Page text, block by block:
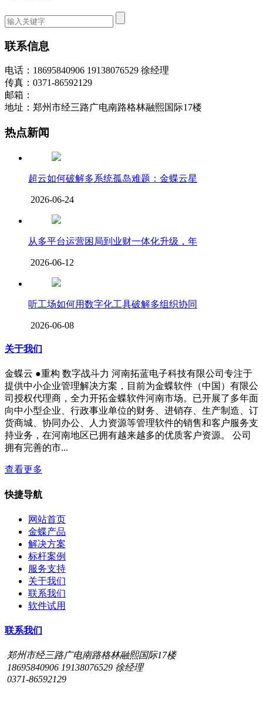
联系信息
电话：18695840906 19138076529 徐经理
传真：0371-86592129
邮箱：
地址：郑州市经三路广电南路格林融熙国际17楼
热点新闻
超云如何破解多系统孤岛难题：金蝶云星
2026-06-24
从多平台运营困局到业财一体化升级，年
2026-06-12
听工场如何用数字化工具破解多组织协同
2026-06-08
关于我们
金蝶云 ●重构 数字战斗力 河南拓蓝电子科技有限公司专注于
提供中小企业管理解决方案，目前为金蝶软件（中国）有限公
司授权代理商，全力开拓金蝶软件河南市场。已开展了多年面
向中小型企业、行政事业单位的财务、进销存、生产制造、订
货商城、协同办公、人力资源等管理软件的销售和客户服务支
持业务，在河南地区已拥有越来越多的优质客户资源。 公司
拥有完善的市...
查看更多
快捷导航
网站首页
金蝶产品
解决方案
标杆案例
服务支持
关于我们
联系我们
软件试用
联系我们
郑州市经三路广电南路格林融熙国际17楼
18695840906 19138076529 徐经理
0371-86592129